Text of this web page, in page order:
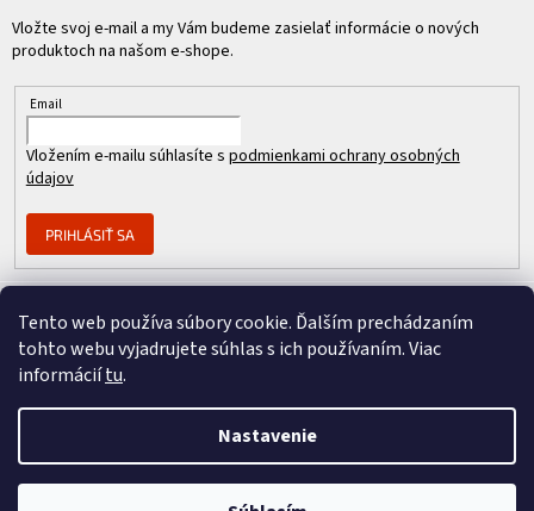
Tento web používa súbory cookie. Ďalším prechádzaním
tohto webu vyjadrujete súhlas s ich používaním. Viac
informáciítu.
Nastavenie
Vložte svoj e-mail a my Vám budeme zasielať informácie o nových
produktoch na našom e-shope.
Email
Vložením e-mailu súhlasíte s podmienkami ochrany osobných
údajov
PRIHLÁSIŤ SA
Člen skupiny
REPASOVANÉ CISCO. Všetky práva vyhradené.